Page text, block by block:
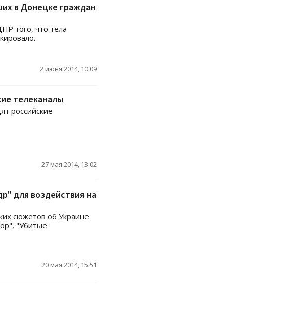
в Донецке граждан
того, что тела
2 июня 2014, 10:09
телеканалы
российские
27 мая 2014, 13:02
для воздействия на
сюжетов об Украине
"Убитые
20 мая 2014, 15:51